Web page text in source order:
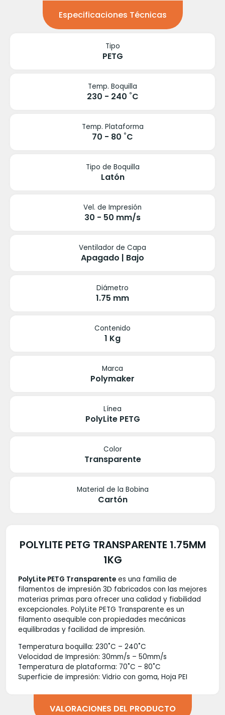
Especificaciones Técnicas
Tipo
PETG
Temp. Boquilla
230 - 240 ˚C
Temp. Plataforma
70 - 80 ˚C
Tipo de Boquilla
Latón
Vel. de Impresión
30 - 50 mm/s
Ventilador de Capa
Apagado | Bajo
Diámetro
1.75 mm
Contenido
1 Kg
Marca
Polymaker
Línea
PolyLite PETG
Color
Transparente
Material de la Bobina
Cartón
POLYLITE PETG TRANSPARENTE 1.75MM
1KG
PolyLite PETG Transparente es una familia de
filamentos de impresión 3D fabricados con las mejores
materias primas para ofrecer una calidad y fiabilidad
excepcionales. PolyLite PETG Transparente es un
filamento asequible con propiedades mecánicas
equilibradas y facilidad de impresión.
Temperatura boquilla: 230˚C – 240˚C
Velocidad de Impresión: 30mm/s – 50mm/s
Temperatura de plataforma: 70˚C – 80˚C
Superficie de impresión: Vidrio con goma, Hoja PEI
VALORACIONES DEL PRODUCTO